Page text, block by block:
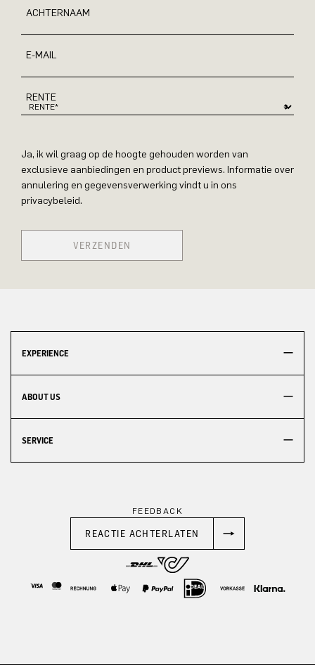
ACHTERNAAM
E-MAIL
RENTE
Ja, ik wil graag op de hoogte gehouden worden van
exclusieve aanbiedingen en product previews. Informatie over
annulering en gegevensverwerking vindt u in ons
privacybeleid.
VERZENDEN
EXPERIENCE
ABOUT US
SERVICE
FEEDBACK
REACTIE ACHTERLATEN